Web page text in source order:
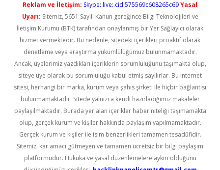
Reklam ve İletişim: Skype: live:.cid.575569c608265c69Yasal
Uyarı: Sitemiz, 5651 Sayılı Kanun gereğince Bilgi Teknolojileri ve
İletişim Kurumu (BTK) tarafından onaylanmış bir Yer Sağlayıcı olarak
hizmet vermektedir. Bu nedenle, sitedeki içerikleri proaktif olarak
denetleme veya araştırma yükümlülüğümüz bulunmamaktadır.
Ancak, üyelerimiz yazdıkları içeriklerin sorumluluğunu taşımakta olup,
siteye üye olarak bu sorumluluğu kabul etmiş sayılırlar. Bu internet
sitesi, herhangi bir marka, kurum veya şahıs şirketi ile hiçbir bağlantısı
bulunmamaktadır. Sitede yalnızca kendi hazırladığımız makaleler
paylaşılmaktadır. Burada yer alan içerikler haber niteliği taşımamakta
olup, gerçek kurum ve kişiler hakkında paylaşım yapılmamaktadır.
Gerçek kurum ve kişiler ile isim benzerlikleri tamamen tesadüfidir.
Sitemiz, kar amacı gütmeyen ve tamamen ücretsiz bir bilgi paylaşım
platformudur. Hukuka ve yasal düzenlemelere aykırı olduğunu